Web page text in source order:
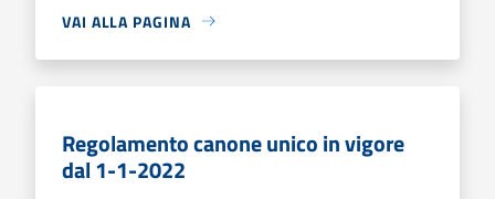
VAI ALLA PAGINA
Regolamento canone unico in vigore
dal 1-1-2022